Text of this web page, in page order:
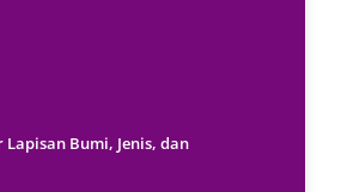
Bumi, Jenis, dan